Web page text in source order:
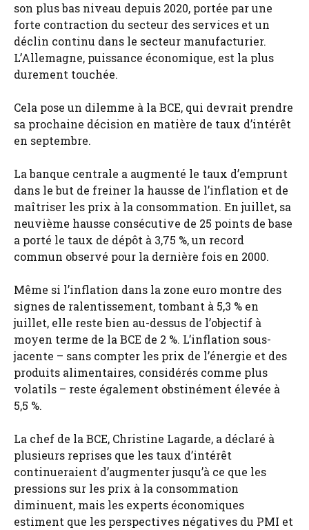
son plus bas niveau depuis 2020, portée par une
forte contraction du secteur des services et un
déclin continu dans le secteur manufacturier.
L’Allemagne, puissance économique, est la plus
durement touchée.
Cela pose un dilemme à la BCE, qui devrait prendre
sa prochaine décision en matière de taux d’intérêt
en septembre.
La banque centrale a augmenté le taux d’emprunt
dans le but de freiner la hausse de l’inflation et de
maîtriser les prix à la consommation. En juillet, sa
neuvième hausse consécutive de 25 points de base
a porté le taux de dépôt à 3,75 %, un record
commun observé pour la dernière fois en 2000.
Même si l’inflation dans la zone euro montre des
signes de ralentissement, tombant à 5,3 % en
juillet, elle reste bien au-dessus de l’objectif à
moyen terme de la BCE de 2 %. L’inflation sous-
jacente – sans compter les prix de l’énergie et des
produits alimentaires, considérés comme plus
volatils – reste également obstinément élevée à
5,5 %.
La chef de la BCE, Christine Lagarde, a déclaré à
plusieurs reprises que les taux d’intérêt
continueraient d’augmenter jusqu’à ce que les
pressions sur les prix à la consommation
diminuent, mais les experts économiques
estiment que les perspectives négatives du PMI et